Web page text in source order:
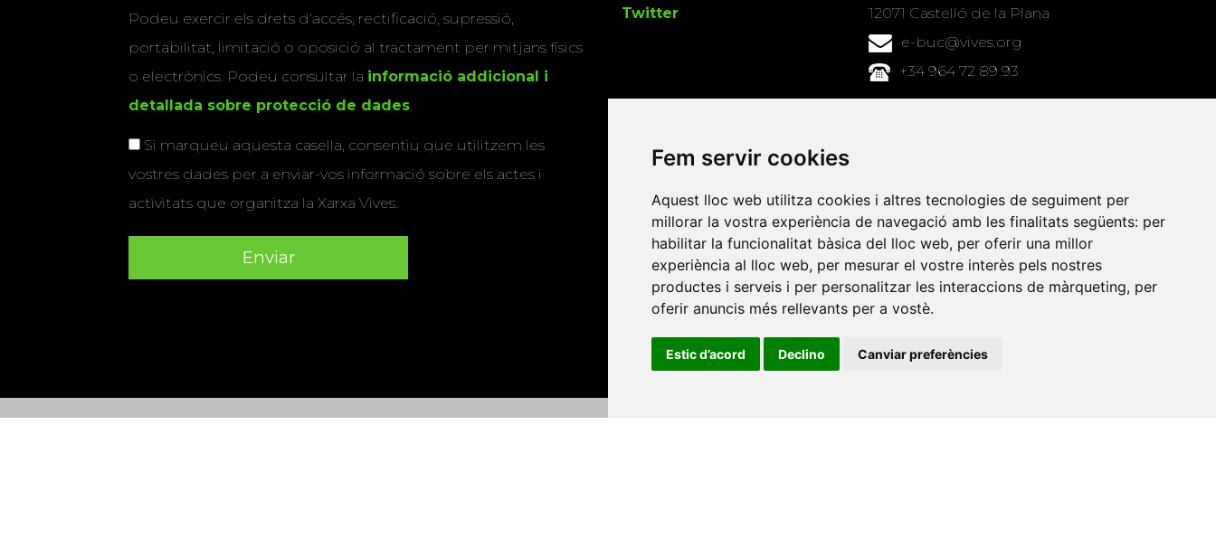
Fem servir cookies
Aquest lloc web utilitza cookies i altres tecnologies de seguiment per
millorar la vostra experiència de navegació amb les finalitats següents: per
habilitar la funcionalitat bàsica del lloc web, per oferir una millor
experiència al lloc web, per mesurar el vostre interès pels nostres
productes i serveis i per personalitzar les interaccions de màrqueting, per
oferir anuncis més rellevants per a vostè.
Estic d’acord Declino Canviar preferències
Podeu exercir els drets d’accés, rectificació, supressió,
portabilitat, limitació o oposició al tractament per mitjans físics
o electrònics. Podeu consultar la informació addicional i
detallada sobre protecció de dades.
Si marqueu aquesta casella, consentiu que utilitzem les
vostres dades per a enviar-vos informació sobre els actes i
activitats que organitza la Xarxa Vives.
Twitter
12071 Castelló de la Plana
e-buc@vives.org
+34 964 72 89 93